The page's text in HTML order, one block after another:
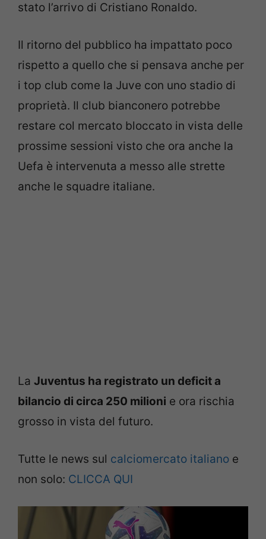
stato l’arrivo di Cristiano Ronaldo.
Il ritorno del pubblico ha impattato poco
rispetto a quello che si pensava anche per
i top club come la Juve con uno stadio di
proprietà. Il club bianconero potrebbe
restare col mercato bloccato in vista delle
prossime sessioni visto che ora anche la
Uefa è intervenuta a messo alle strette
anche le squadre italiane.
La Juventus ha registrato un deficit a
bilancio di circa 250 milioni e ora rischia
grosso in vista del futuro.
Tutte le news sul calciomercato italiano e
non solo: CLICCA QUI